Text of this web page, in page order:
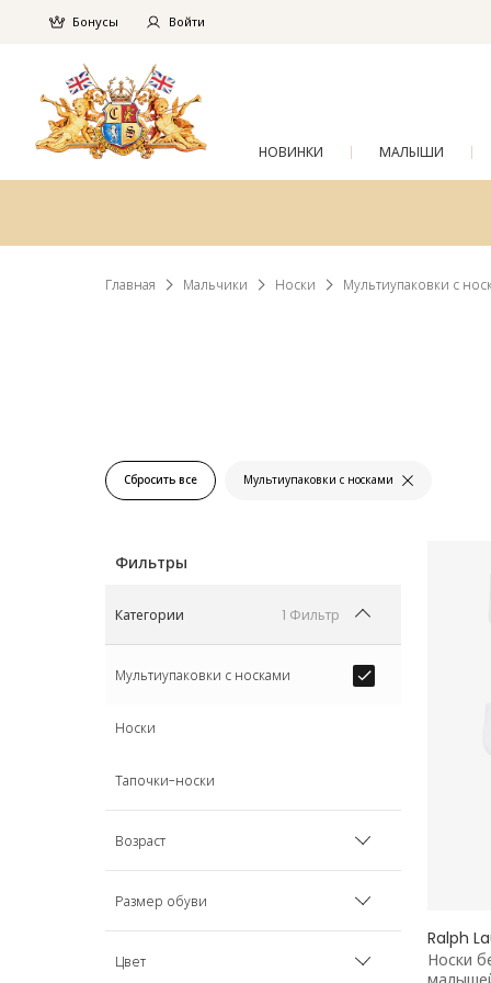
Бонусы Войти
НОВИНКИ МАЛЫШИ
Главная Мальчики Носки Мультиупаковки с
Сбросить все Мультиупаковки с носками
Категории 1 Фильтр
Мультиупаковки с носками
Носки
Тапочки-носки
Возраст
0 мес
1 мес
Размер обуви
EU 23 (6 UK)
Цвет
Ralph
Носки